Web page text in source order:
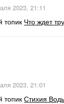
2023, 21:11
топик Что ждет
2023, 21:01
топик Стихия